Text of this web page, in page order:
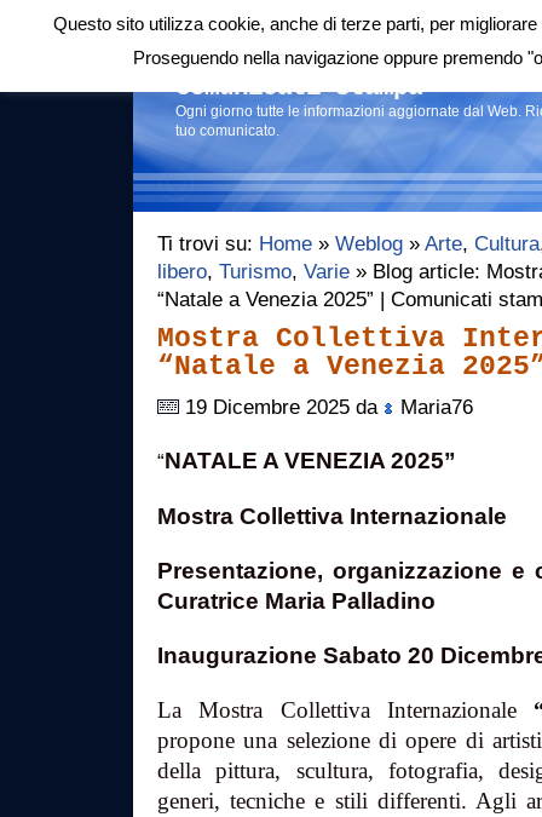
Login|RSS |
Comunicati stampa
Ogni giorno tutte le informazioni aggiornate dal Web.
tuo comunicato.
Ti trovi su: Home » Weblog » Arte, Cultura
libero, Turismo, Varie » Blog article:
“Natale a Venezia 2025” | Comunicati
Mostra Collettiva
“Natale a Venezia
19 Dicembre 2025 da Maria76
“NATALE A VENEZIA 2025”
Mostra Collettiva Internazionale
Presentazione, organizzazione e
Curatrice Maria Palladino
Inaugurazione Sabato 20
La Mostra Collettiva Internazionale
propone una selezione di opere di
della pittura, scultura, fotografia,
generi, tecniche e stili differenti. Agli
Questo sito utilizza cookie, anche di terze parti, per
Proseguendo nella navigazione oppure premendo